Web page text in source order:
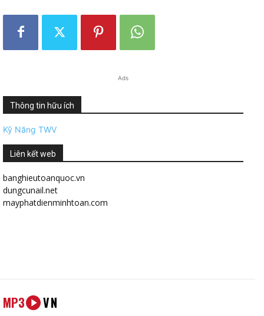
Ads
Thông tin hữu ích
Kỹ Năng TWV
Liên kết web
banghieutoanquoc.vn
dungcunail.net
mayphatdienminhtoan.com
MP3 VN